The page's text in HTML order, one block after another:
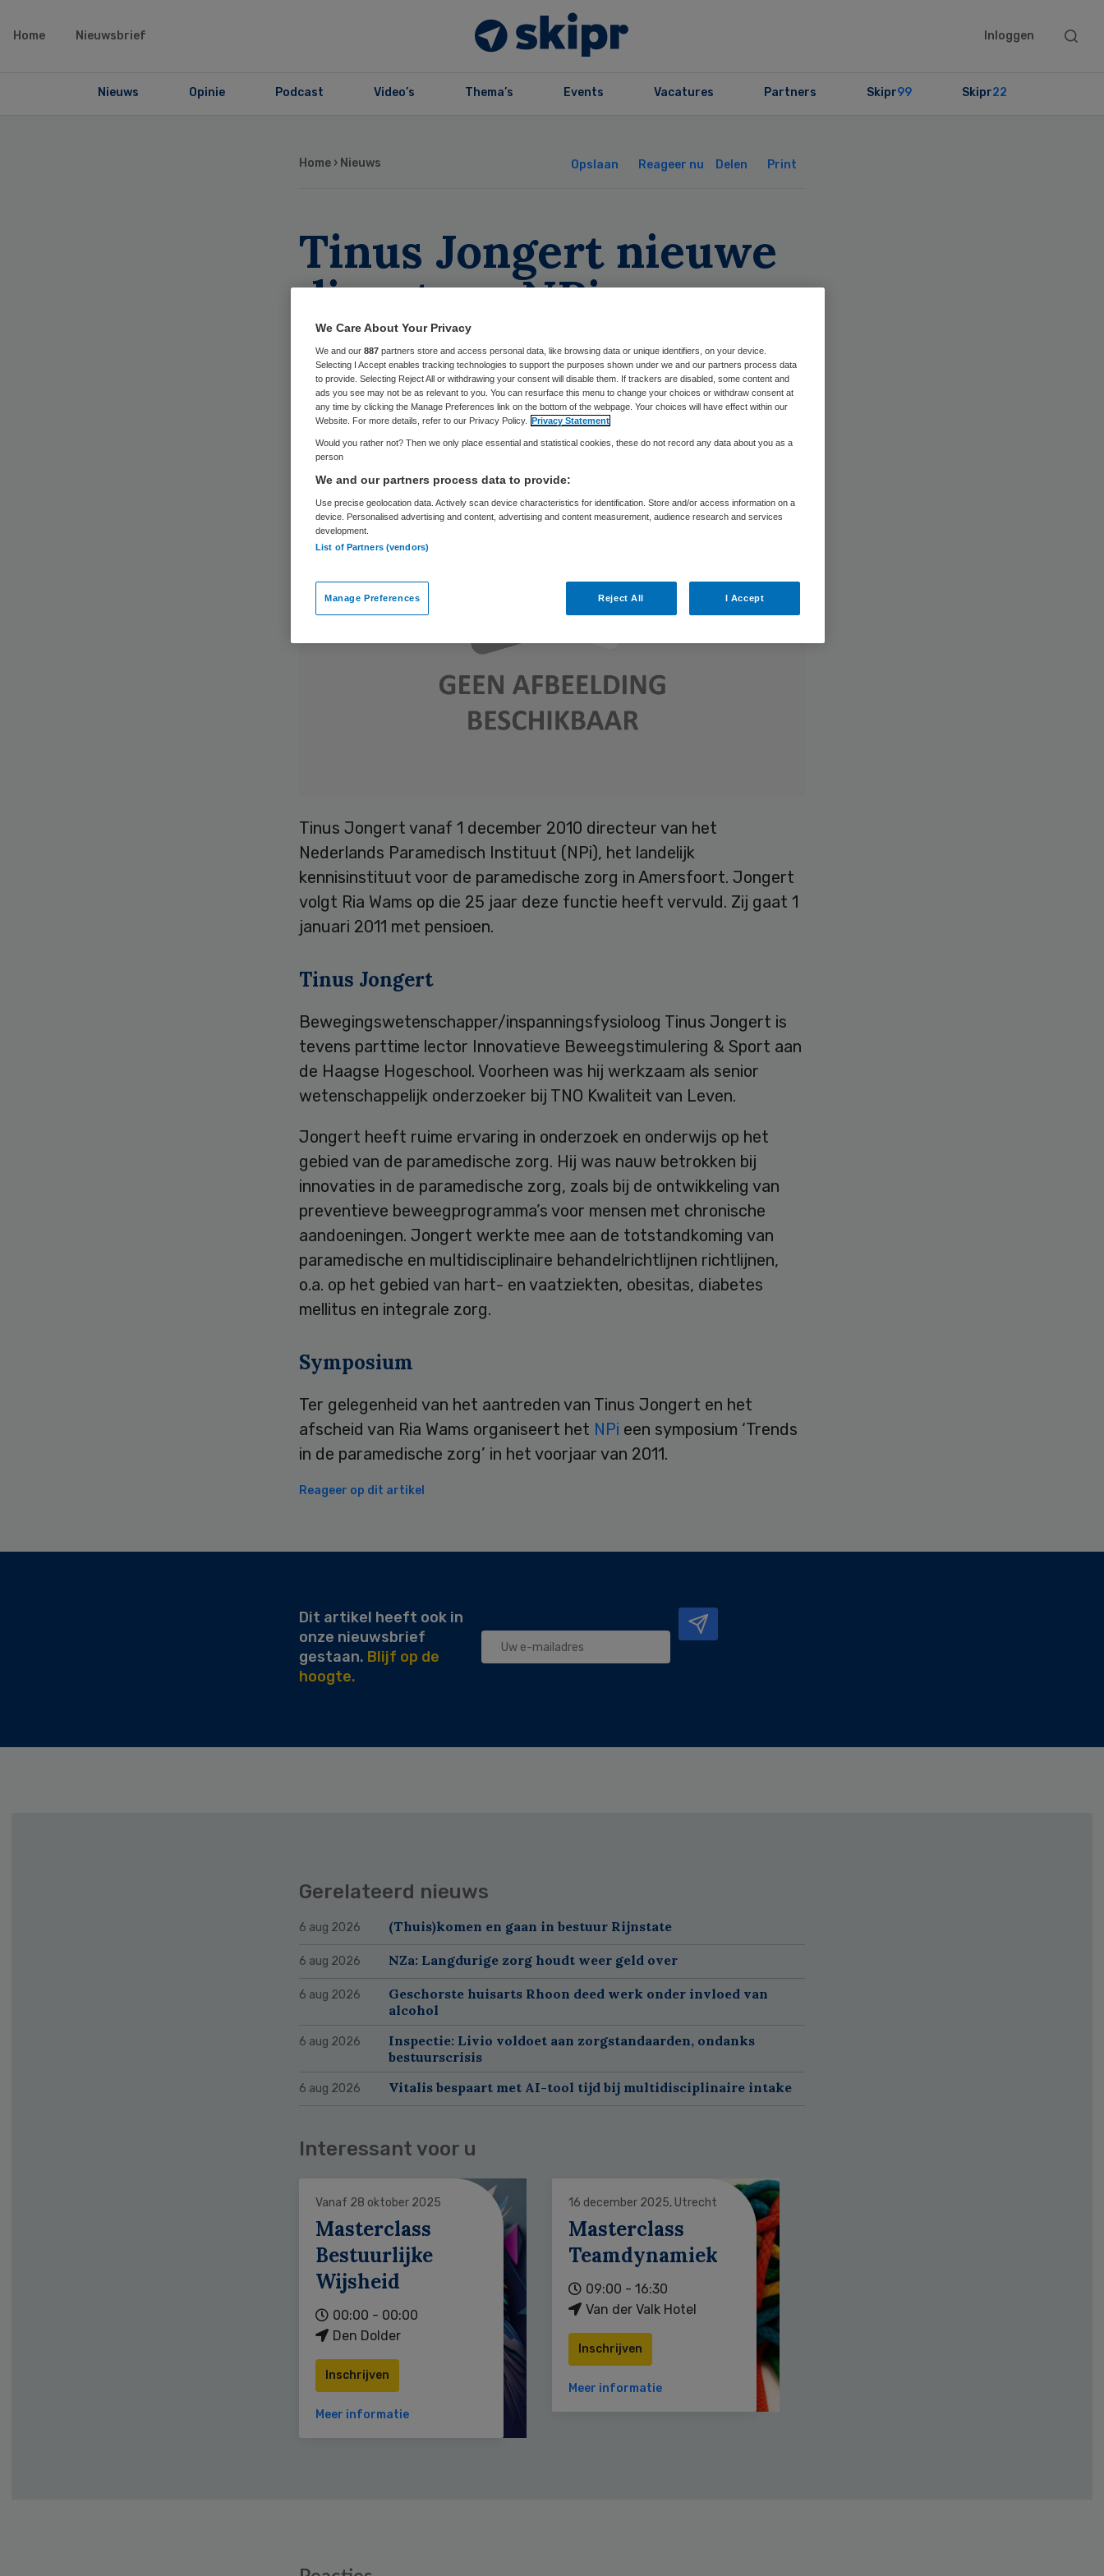
Home Nieuwsbrief Inloggen
Search
Nieuws Opinie Podcast Video’s Thema’s Events Vacatures Partners Skipr99 Skipr22
Home › Nieuws Opslaan Reageer nu Delen Print
Tinus Jongert nieuwe
directeur NPi
Skipr Redactie 21 december 2010,10:49 103 keer gelezen
Tinus Jongert vanaf 1 december 2010 directeur van het
Nederlands Paramedisch Instituut (NPi), het landelijk
kennisinstituut voor de paramedische zorg in Amersfoort. Jongert
volgt Ria Wams op die 25 jaar deze functie heeft vervuld. Zij gaat 1
januari 2011 met pensioen.
Tinus Jongert
Bewegingswetenschapper/inspanningsfysioloog Tinus Jongert is
tevens parttime lector Innovatieve Beweegstimulering & Sport aan
de Haagse Hogeschool. Voorheen was hij werkzaam als senior
wetenschappelijk onderzoeker bij TNO Kwaliteit van Leven.
Jongert heeft ruime ervaring in onderzoek en onderwijs op het
gebied van de paramedische zorg. Hij was nauw betrokken bij
innovaties in de paramedische zorg, zoals bij de ontwikkeling van
preventieve beweegprogramma’s voor mensen met chronische
aandoeningen. Jongert werkte mee aan de totstandkoming van
paramedische en multidisciplinaire behandelrichtlijnen richtlijnen,
o.a. op het gebied van hart- en vaatziekten, obesitas, diabetes
mellitus en integrale zorg.
Symposium
Ter gelegenheid van het aantreden van Tinus Jongert en het
afscheid van Ria Wams organiseert het NPi een symposium ‘Trends
in de paramedische zorg’ in het voorjaar van 2011.
Reageer op dit artikel
Dit artikel heeft ook in
onze nieuwsbrief
gestaan. Blijf op de
hoogte.
Gerelateerd nieuws
6 aug 2026 (Thuis)komen en gaan in bestuur Rijnstate
6 aug 2026 NZa: Langdurige zorg houdt weer geld over
6 aug 2026
Geschorste huisarts Rhoon deed werk onder invloed van
alcohol
6 aug 2026
Inspectie: Livio voldoet aan zorgstandaarden, ondanks
bestuurscrisis
6 aug 2026 Vitalis bespaart met AI-tool tijd bij multidisciplinaire intake
Interessant voor u
Vanaf 28 oktober 2025
Masterclass
Bestuurlijke
Wijsheid
00:00 - 00:00
Den Dolder
Inschrijven
Meer informatie
16 december 2025, Utrecht
Masterclass
Teamdynamiek
09:00 - 16:30
Van der Valk Hotel
Inschrijven
Meer informatie
We Care About Your Privacy
We and our 887 partners store and access personal data, like browsing data or unique identifiers, on your device.
Selecting I Accept enables tracking technologies to support the purposes shown under we and our partners process data
to provide. Selecting Reject All or withdrawing your consent will disable them. If trackers are disabled, some content and
ads you see may not be as relevant to you. You can resurface this menu to change your choices or withdraw consent at
any time by clicking the Manage Preferences link on the bottom of the webpage. Your choices will have effect within our
Website. For more details, refer to our Privacy Policy. Privacy Statement
Would you rather not? Then we only place essential and statistical cookies, these do not record any data about you as a
person
We and our partners process data to provide:
Use precise geolocation data. Actively scan device characteristics for identification. Store and/or access information on a
device. Personalised advertising and content, advertising and content measurement, audience research and services
development.
List of Partners (vendors)
Manage Preferences Reject All I Accept